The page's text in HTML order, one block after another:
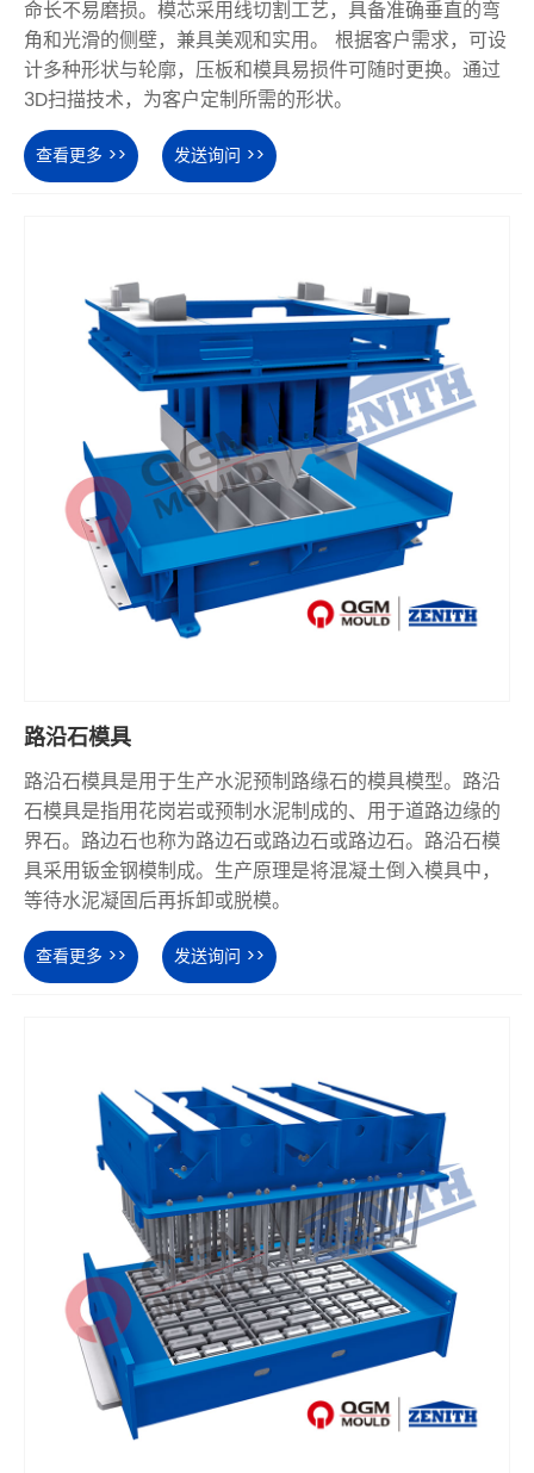
命长不易磨损。模芯采用线切割工艺，具备准确垂直的弯
角和光滑的侧壁，兼具美观和实用。 根据客户需求，可设
计多种形状与轮廓，压板和模具易损件可随时更换。通过
3D扫描技术，为客户定制所需的形状。
查看更多 >> 发送询问 >>
路沿石模具
路沿石模具是用于生产水泥预制路缘石的模具模型。路沿
石模具是指用花岗岩或预制水泥制成的、用于道路边缘的
界石。路边石也称为路边石或路边石或路边石。路沿石模
具采用钣金钢模制成。生产原理是将混凝土倒入模具中，
等待水泥凝固后再拆卸或脱模。
查看更多 >> 发送询问 >>